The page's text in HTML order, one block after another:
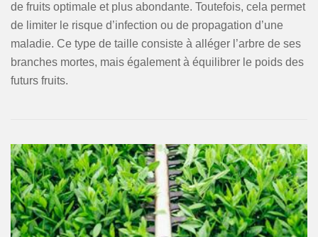
de fruits optimale et plus abondante. Toutefois, cela permet
de limiter le risque d’infection ou de propagation d’une
maladie. Ce type de taille consiste à alléger l’arbre de ses
branches mortes, mais également à équilibrer le poids des
futurs fruits.